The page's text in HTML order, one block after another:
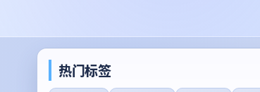
热门标签